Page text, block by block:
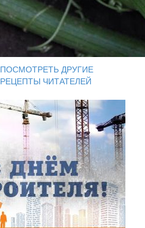
ПОСМОТРЕТЬ ДРУГИЕ
РЕЦЕПТЫ ЧИТАТЕЛЕЙ